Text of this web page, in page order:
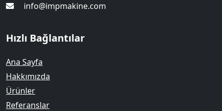
info@impmakine.com
Hızlı Bağlantılar
Ana Sayfa
Hakkımızda
Ürünler
Referanslar